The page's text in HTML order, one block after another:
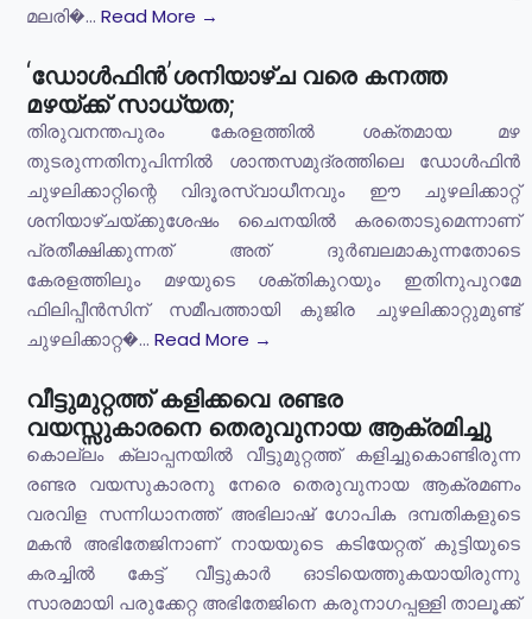
മലരി�... Read More →
‘ഡോൾഫിൻ’ശനിയാഴ്ച വരെ കനത്ത
മഴയ്ക്ക് സാധ്യത;
തിരുവനന്തപുരം കേരളത്തിൽ ശക്തമായ മഴ
തുടരുന്നതിനുപിന്നിൽ ശാന്തസമുദ്രത്തിലെ ഡോൾഫിൻ
ചുഴലിക്കാറ്റിന്റെ വിദൂരസ്വാധീനവും ഈ ചുഴലിക്കാറ്റ്
ശനിയാഴ്ചയ്ക്കുശേഷം ചൈനയിൽ കരതൊടുമെന്നാണ്
പ്രതീക്ഷിക്കുന്നത് അത് ദുർബലമാകുന്നതോടെ
കേരളത്തിലും മഴയുടെ ശക്തികുറയും ഇതിനുപുറമേ
ഫിലിപ്പീൻസിന് സമീപത്തായി കുജിര ചുഴലിക്കാറ്റുമുണ്ട്
ചുഴലിക്കാറ്റ�... Read More →
വീട്ടുമുറ്റത്ത് കളിക്കവെ രണ്ടര
വയസ്സുകാരനെ തെരുവുനായ ആക്രമിച്ചു
കൊല്ലം ക്ലാപ്പനയിൽ വീട്ടുമുറ്റത്ത് കളിച്ചുകൊണ്ടിരുന്ന
രണ്ടര വയസുകാരനു നേരെ തെരുവുനായ ആക്രമണം
വരവിള സന്നിധാനത്ത് അഭിലാഷ് ഗോപിക ദമ്പതികളുടെ
മകൻ അഭിതേജിനാണ് നായയുടെ കടിയേറ്റത് കുട്ടിയുടെ
കരച്ചിൽ കേട്ട് വീട്ടുകാർ ഓടിയെത്തുകയായിരുന്നു
സാരമായി പരുക്കേറ്റ അഭിതേജിനെ കരുനാഗപ്പള്ളി താലൂക്ക്